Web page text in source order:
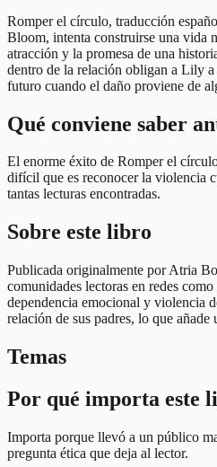
Romper el círculo, traducción
Bloom, intenta construirse una vida
atracción y la promesa de una
dentro de la relación obligan a Lily
futuro cuando el daño proviene de
Qué conviene saber
El enorme éxito de Romper el
difícil que es reconocer la violencia
tantas lecturas encontradas.
Sobre este libro
Publicada originalmente por Atria
comunidades lectoras en redes
dependencia emocional y violencia
relación de sus padres, lo que
Temas
Por qué importa este
Importa porque llevó a un público
pregunta ética que deja al lector.